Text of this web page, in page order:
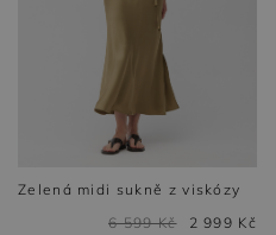
Zelená midi sukně z viskózy
6 599 Kč
2 999 Kč